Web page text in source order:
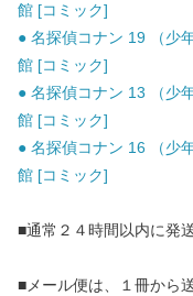
館 [コミック]
● 名探偵コナン 19 （少
館 [コミック]
● 名探偵コナン 13 （少
館 [コミック]
● 名探偵コナン 16 （少
館 [コミック]
■通常２４時間以内に発
■メール便は、１冊から